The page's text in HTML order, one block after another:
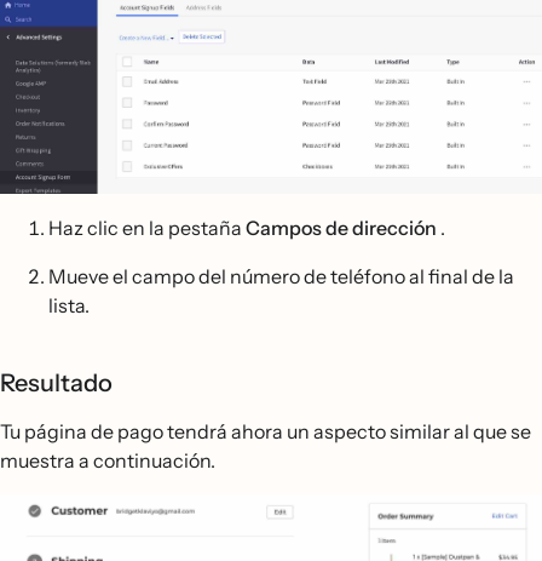
Haz clic en la pestaña Campos de dirección .
Mueve el campo del número de teléfono al final de la
lista.
Resultado
Tu página de pago tendrá ahora un aspecto similar al que se
muestra a continuación.